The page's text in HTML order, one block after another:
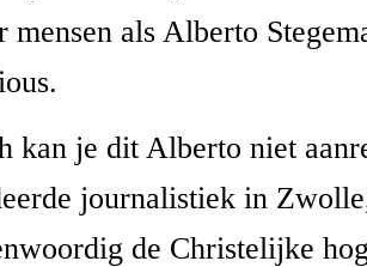
mensen als Alberto
kan je dit Alberto niet
journalistiek in
de Christelijke